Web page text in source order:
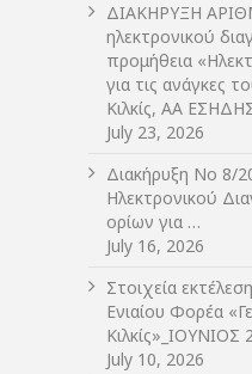
ΔIΑΚΗΡΥΞΗ
ηλεκτρονικού
προμήθεια
για τις ανάγκες
Κιλκίς, ΑΑ
July 23, 2026
Διακήρυξη Νο 8/
Ηλεκτρονικού
ορίων για …
July 16, 2026
Στοιχεία
Ενιαίου Φορέα
Κιλκίς»_ΙΟΥΝΙΟΣ
July 10, 2026